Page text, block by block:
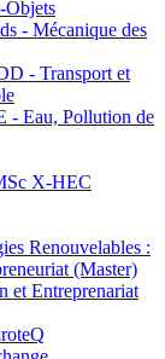
Objets
- Mécanique des
- Transport et
- Eau, Pollution de
X-HEC
Renouvelables :
(Master)
et Entreprenariat